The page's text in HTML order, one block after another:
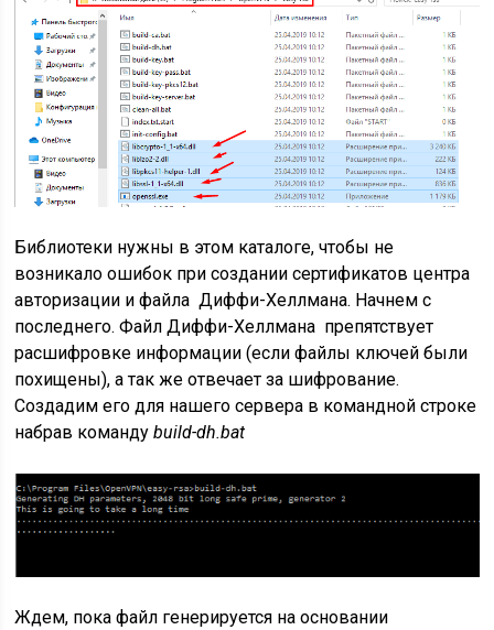
Библиотеки нужны в этом каталоге, чтобы не
возникало ошибок при создании сертификатов центра
авторизации и файла Диффи-Хеллмана. Начнем с
последнего. Файл Диффи-Хеллмана препятствует
расшифровке информации (если файлы ключей были
похищены), а так же отвечает за шифрование.
Создадим его для нашего сервера в командной строке
набрав командуbuild-dh.bat
Ждем, пока файл генерируется на основании